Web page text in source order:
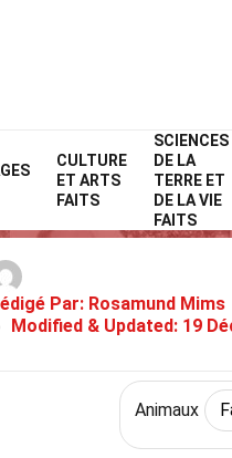
CULTURE
ET ARTS
FAITS
SCIENCES
DE LA
TERRE ET
DE LA VIE
FAITS
Home
36
Par: Rosamund Mims
Modified & Updated: 19
Animaux